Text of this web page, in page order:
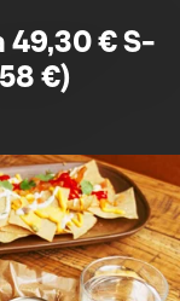
49,30 € S-
€)